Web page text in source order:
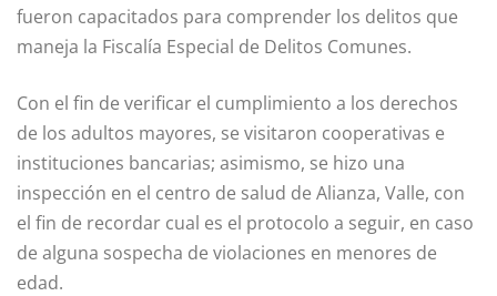
fueron capacitados para comprender los delitos que
maneja la Fiscalía Especial de Delitos Comunes.
Con el fin de verificar el cumplimiento a los derechos
de los adultos mayores, se visitaron cooperativas e
instituciones bancarias; asimismo, se hizo una
inspección en el centro de salud de Alianza, Valle, con
el fin de recordar cual es el protocolo a seguir, en caso
de alguna sospecha de violaciones en menores de
edad.